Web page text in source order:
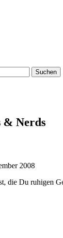
& Nerds
2008
die Du ruhigen